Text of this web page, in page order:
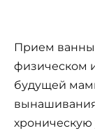
Прием ванны
физическом
будущей
хроническую